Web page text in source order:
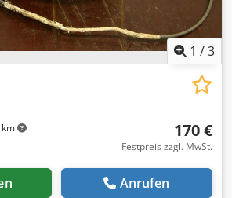
1 /3
170 €
Festpreis zzgl. MwSt.
Anrufen